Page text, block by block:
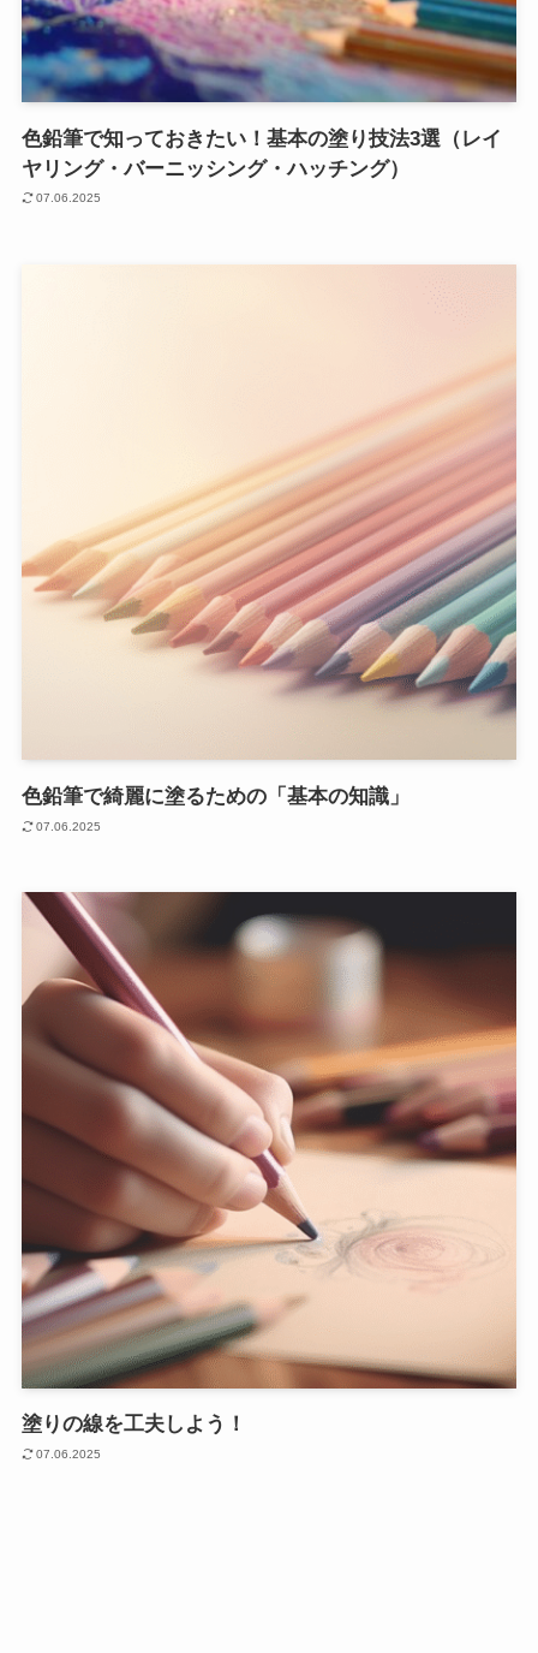
色鉛筆で知っておきたい！基本の塗り技法3選（レイ
ヤリング・バーニッシング・ハッチング）
07.06.2025
色鉛筆で綺麗に塗るための「基本の知識」
07.06.2025
塗りの線を工夫しよう！
07.06.2025